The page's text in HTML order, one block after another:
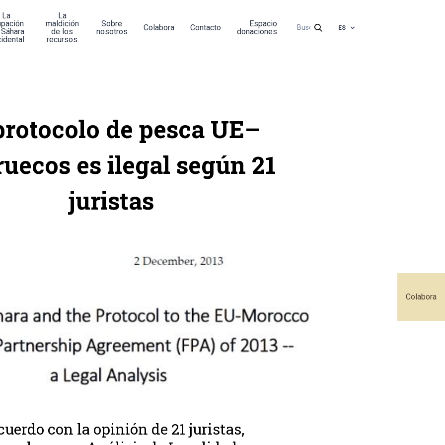
Colabora
La
La
maldición
de los
recursos
Sobre
nosotros
Colabora Contacto
Espacio
donaciones
ES
de pesca UE–
es ilegal según 21
juristas
con la opinión de 21 juristas,